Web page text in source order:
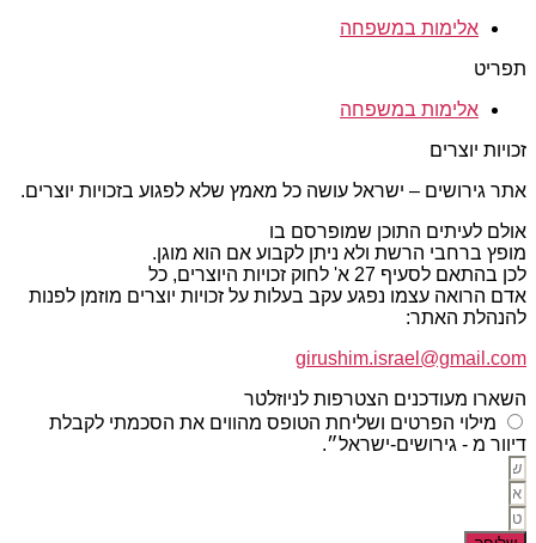
אלימות במשפחה
תפריט
אלימות במשפחה
זכויות יוצרים
אתר גירושים – ישראל עושה כל מאמץ שלא לפגוע בזכויות יוצרים.
אולם לעיתים התוכן שמופרסם בו
מופץ ברחבי הרשת ולא ניתן לקבוע אם הוא מוגן.
לכן בהתאם לסעיף 27 א' לחוק זכויות היוצרים, כל
אדם הרואה עצמו נפגע עקב בעלות על זכויות יוצרים מוזמן לפנות
להנהלת האתר:
girushim.israel@gmail.com
השארו מעודכנים הצטרפות לניוזלטר
מילוי הפרטים ושליחת הטופס מהווים את הסכמתי לקבלת
דיוור מ - גירושים-ישראל״.